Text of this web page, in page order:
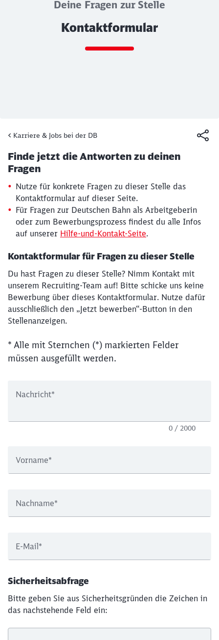
Deine Fragen zur Stelle
Kontaktformular
Ende des Sliders
Karriere & Jobs bei der DB
19. März 2026, 15:13 Uhr
Artikel:
Kontaktformular
Finde jetzt die Antworten zu deinen
Fragen
Nutze für konkrete Fragen zu dieser Stelle das
Kontaktformular auf dieser Seite.
Für Fragen zur Deutschen Bahn als Arbeitgeberin
oder zum Bewerbungsprozess findest du alle Infos
auf unserer Hilfe-und-Kontakt-Seite.
Kontaktformular für Fragen zu dieser Stelle
Du hast Fragen zu dieser Stelle? Nimm Kontakt mit
unserem Recruiting-Team auf! Bitte schicke uns keine
Bewerbung über dieses Kontaktformular. Nutze dafür
ausschließlich den „Jetzt bewerben“-Button in den
Stellenanzeigen.
* Alle mit Sternchen (*) markierten Felder
müssen ausgefüllt werden.
Nachricht*
0 / 2000
Vorname*
Nachname*
E-Mail*
Sicherheitsabfrage
Bitte geben Sie aus Sicherheitsgründen die Zeichen in
das nachstehende Feld ein: